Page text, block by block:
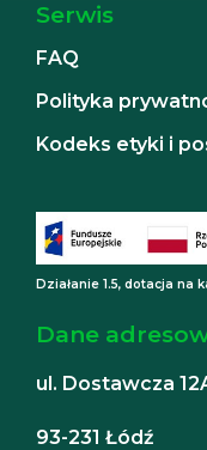
Serwis
FAQ
Polityka
Kodeks etyki i
Działanie 1.5, dotacja na
Dane
ul. Dostawcza
93-231 Łódź